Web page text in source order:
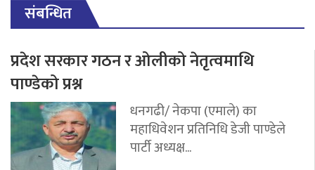
संबन्धित
प्रदेश सरकार गठन र ओलीको नेतृत्वमाथि
पाण्डेको प्रश्न
धनगढी/ नेकपा (एमाले) का
महाधिवेशन प्रतिनिधि डेजी पाण्डेले
पार्टी अध्यक्ष...